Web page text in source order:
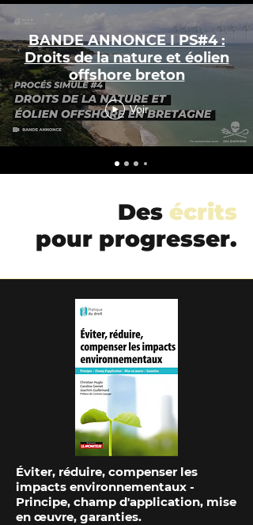
BANDE ANNONCE I PS#4 :
Droits de la nature et éolien
offshore breton
Voir
Des écrits
pour progresser.
Éviter, réduire, compenser les
impacts environnementaux -
Principe, champ d'application, mise
en œuvre, garanties.